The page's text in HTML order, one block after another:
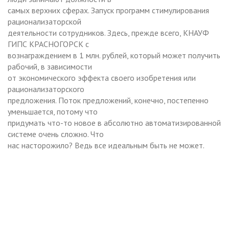
самых верхних сферах. Запуск программ стимулирования
рационализаторской
деятельности сотрудников. Здесь, прежде всего, КНАУФ
ГИПС КРАСНОГОРСК с
вознаграждением в 1 млн. рублей, который может получить
рабочий, в зависимости
от экономического эффекта своего изобретения или
рационализаторского
предложения. Поток предложений, конечно, постепенно
уменьшается, потому что
придумать что-то новое в абсолютно автоматизированной
системе очень сложно. Что
нас насторожило? Ведь все идеальным быть не может.